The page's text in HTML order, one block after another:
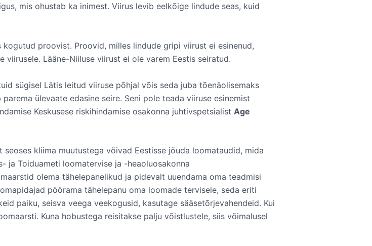
mis ohustab ka inimest. Viirus levib eelkõige lindude seas, kuid
proovist. Proovid, milles lindude gripi viirust ei esinenud,
Lääne-Niiluse viirust ei ole varem Eestis seiratud.
sügisel Lätis leitud viiruse põhjal võis seda juba tõenäolisemaks
ülevaate edasine seire. Seni pole teada viiruse esinemist
Keskusese riskihindamise osakonna juhtivspetsialist Age
kliima muutustega võivad Eestisse jõuda loomataudid, mida
ja Toiduameti loomatervise ja -heaoluosakonna
olema tähelepanelikud ja pidevalt uuendama oma teadmisi
pöörama tähelepanu oma loomade tervisele, seda eriti
paiku, seisva veega veekogusid, kasutage sääsetõrjevahendeid. Kui
Kuna hobustega reisitakse palju võistlustele, siis võimalusel